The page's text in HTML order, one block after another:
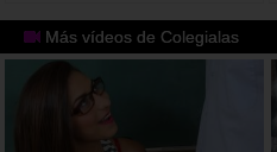
Más vídeos de Colegialas